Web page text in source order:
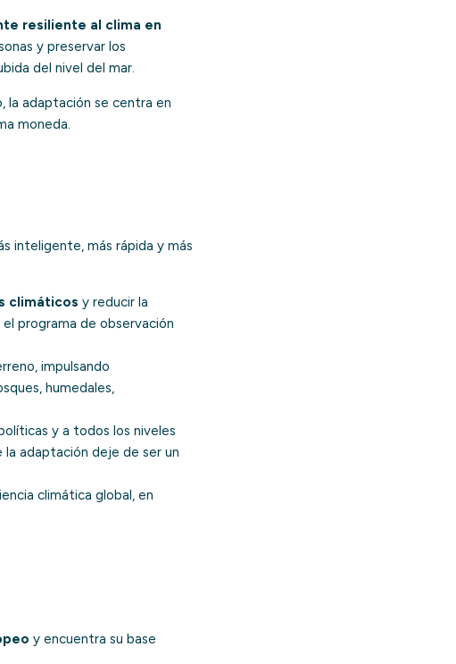
resiliente al clima en
y preservar los
del nivel del mar.
la adaptación se centra en
moneda.
inteligente, más rápida y más
climáticos y reducir la
programa de observación
impulsando
humedales,
y a todos los niveles
adaptación deje de ser un
climática global, en
y encuentra su base